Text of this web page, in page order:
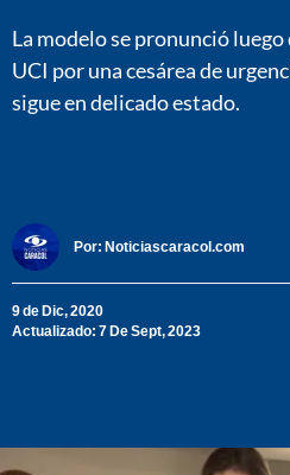
La modelo se pronunció
UCI por una cesárea de
sigue en delicado estado.
Por: Noticiascaracol.com
9 de Dic, 2020
Actualizado: 7 De Sept, 2023